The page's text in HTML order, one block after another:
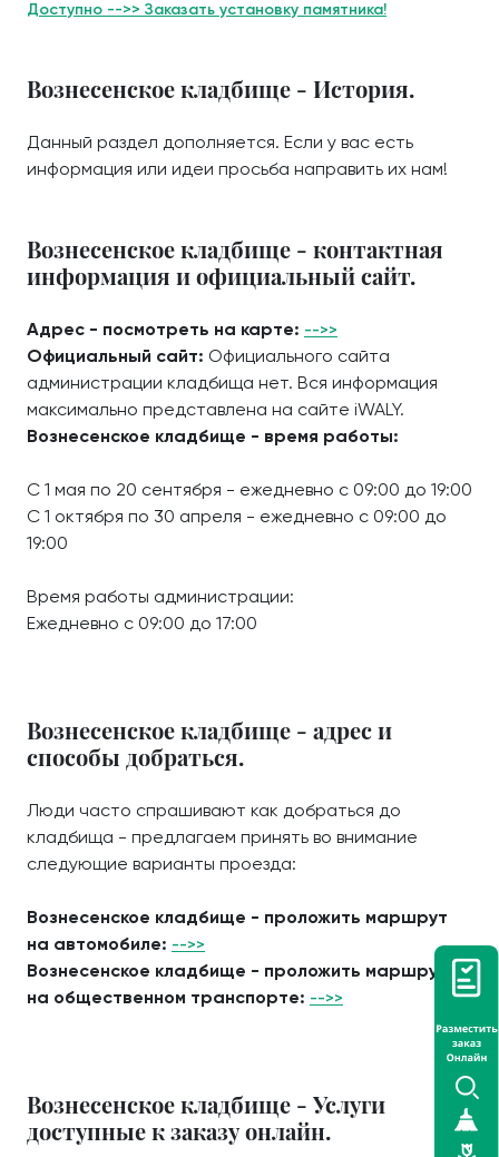
Доступно -->> Заказать установку памятника!
Вознесенское кладбище - История.
Данный раздел дополняется. Если у вас есть
информация или идеи просьба направить их нам!
Вознесенское кладбище - контактная
информация и официальный сайт.
Адрес - посмотреть на карте: -->>
Официальный сайт: Официального сайта
администрации кладбища нет. Вся информация
максимально представлена на сайте iWALY.
Вознесенское кладбище - время работы:
С 1 мая по 20 сентября - ежедневно с 09:00 до 19:00
С 1 октября по 30 апреля - ежедневно с 09:00 до
19:00
Время работы администрации:
Ежедневно с 09:00 до 17:00
Вознесенское кладбище - адрес и
способы добраться.
Люди часто спрашивают как добраться до
кладбища - предлагаем принять во внимание
следующие варианты проезда:
Вознесенское кладбище - проложить маршрут
на автомобиле: -->>
Вознесенское кладбище - проложить маршрут
на общественном транспорте: -->>
Вознесенское кладбище - Услуги
доступные к заказу онлайн.